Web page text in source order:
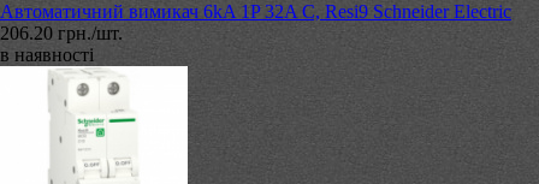
Автоматичний вимикач 6kA 1P 32A C, Resi9 Schneider Electric
206.20 грн./шт.
в наявності